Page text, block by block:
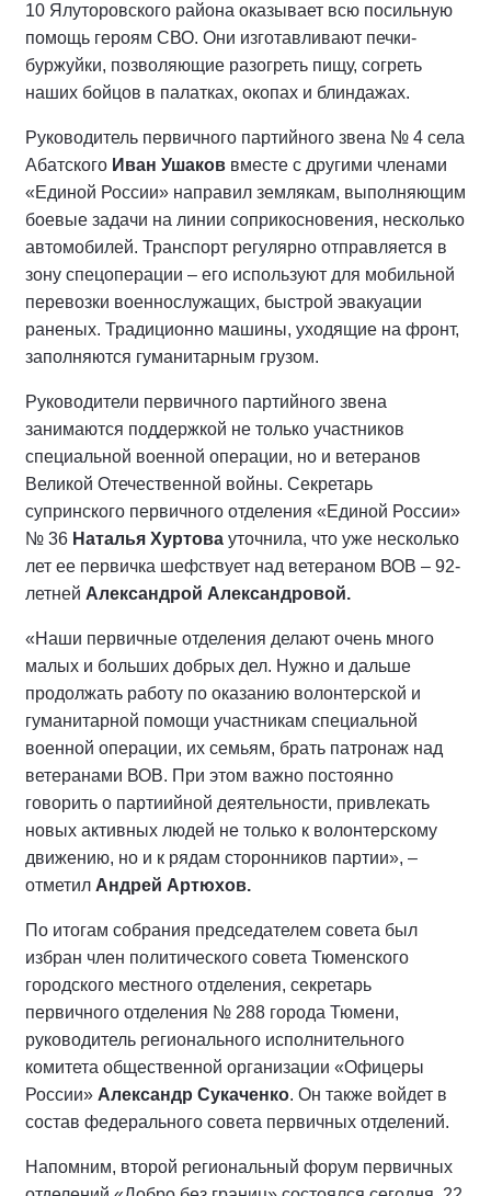
10 Ялуторовского района оказывает всю посильную
помощь героям СВО. Они изготавливают печки-
буржуйки, позволяющие разогреть пищу, согреть
наших бойцов в палатках, окопах и блиндажах.
Руководитель первичного партийного звена № 4 села
Абатского Иван Ушаков вместе с другими членами
«Единой России» направил землякам, выполняющим
боевые задачи на линии соприкосновения, несколько
автомобилей. Транспорт регулярно отправляется в
зону спецоперации – его используют для мобильной
перевозки военнослужащих, быстрой эвакуации
раненых. Традиционно машины, уходящие на фронт,
заполняются гуманитарным грузом.
Руководители первичного партийного звена
занимаются поддержкой не только участников
специальной военной операции, но и ветеранов
Великой Отечественной войны. Секретарь
супринского первичного отделения «Единой России»
№ 36 Наталья Хуртова уточнила, что уже несколько
лет ее первичка шефствует над ветераном ВОВ – 92-
летней Александрой Александровой.
«Наши первичные отделения делают очень много
малых и больших добрых дел. Нужно и дальше
продолжать работу по оказанию волонтерской и
гуманитарной помощи участникам специальной
военной операции, их семьям, брать патронаж над
ветеранами ВОВ. При этом важно постоянно
говорить о партиийной деятельности, привлекать
новых активных людей не только к волонтерскому
движению, но и к рядам сторонников партии», –
отметил Андрей Артюхов.
По итогам собрания председателем совета был
избран член политического совета Тюменского
городского местного отделения, секретарь
первичного отделения № 288 города Тюмени,
руководитель регионального исполнительного
комитета общественной организации «Офицеры
России» Александр Сукаченко. Он также войдет в
состав федерального совета первичных отделений.
Напомним, второй региональный форум первичных